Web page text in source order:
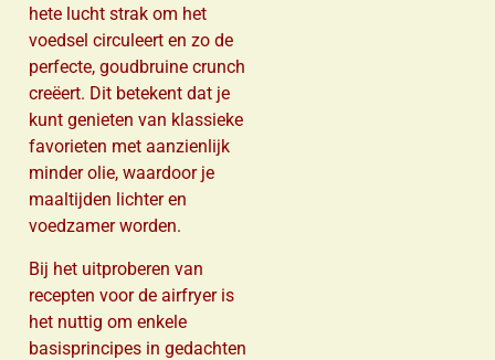
hete lucht strak om het
voedsel circuleert en zo de
perfecte, goudbruine crunch
creëert. Dit betekent dat je
kunt genieten van klassieke
favorieten met aanzienlijk
minder olie, waardoor je
maaltijden lichter en
voedzamer worden.
Bij het uitproberen van
recepten voor de airfryer is
het nuttig om enkele
basisprincipes in gedachten